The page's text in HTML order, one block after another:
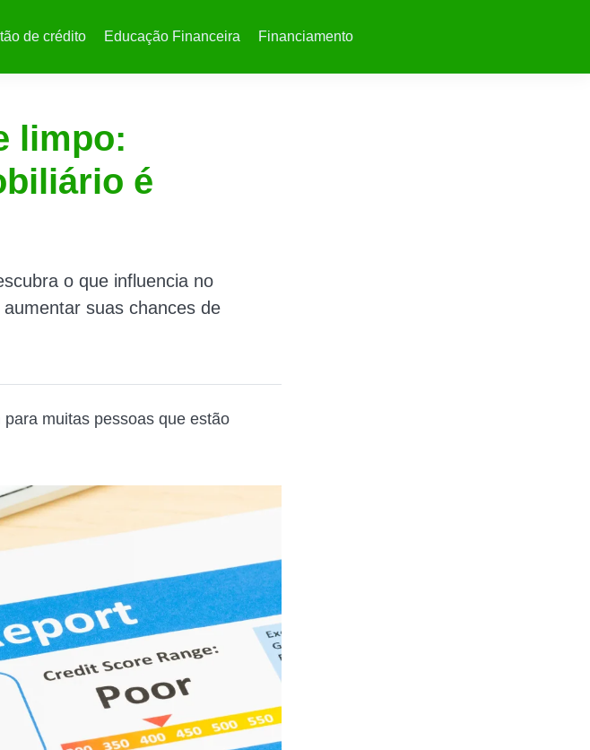
de crédito Educação Financeira Financiamento
limpo:
é
o que influencia no
suas chances de
muitas pessoas que estão